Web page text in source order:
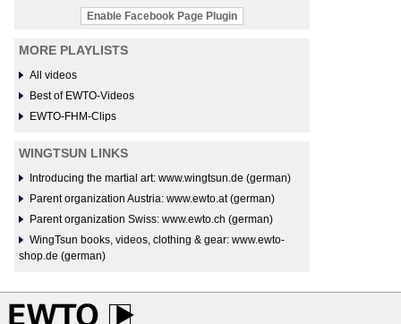
Enable Facebook Page Plugin
MORE PLAYLISTS
All videos
Best of EWTO-Videos
EWTO-FHM-Clips
WINGTSUN LINKS
Introducing the martial art: www.wingtsun.de (german)
Parent organization Austria: www.ewto.at (german)
Parent organization Swiss: www.ewto.ch (german)
WingTsun books, videos, clothing & gear: www.ewto-
shop.de (german)